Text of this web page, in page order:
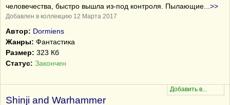
человечества, быстро вышла из-под контроля. Пылающие
>>
Добавлен в коллекцию 12 Марта 2017
Автор: Dormiens
Жанры: Фантастика
Размер: 323 Кб
Статус: Закончен
Shinji and Warhammer